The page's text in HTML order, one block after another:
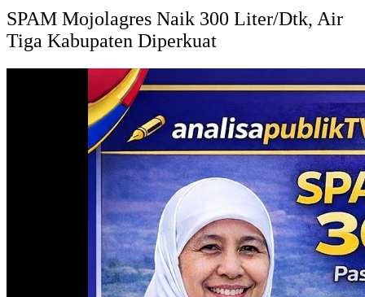
SPAM Mojolagres Naik 300 Liter/Dtk, Air
Tiga Kabupaten Diperkuat